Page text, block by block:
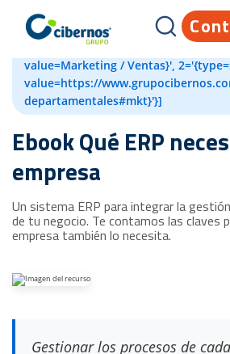
[{id=82204594698,
updatedAt=1660729962143,
value=Marketing / Ventas}',
value=https://
departamentales#mkt}'}]
Ebook Qué ERP
empresa
Un sistema ERP para integrar la
de tu negocio. Te contamos las claves
empresa también lo necesita.
Gestionar los procesos de